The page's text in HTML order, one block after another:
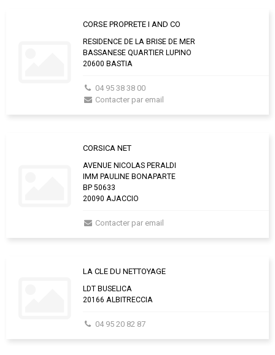
CORSE PROPRETE I AND CO
RESIDENCE DE LA BRISE DE MER
BASSANESE QUARTIER LUPINO
20600 BASTIA
04 95 38 38 00
Contacter par email
CORSICA NET
AVENUE NICOLAS PERALDI
IMM PAULINE BONAPARTE
BP 50633
20090 AJACCIO
Contacter par email
LA CLE DU NETTOYAGE
LDT BUSELICA
20166 ALBITRECCIA
04 95 20 82 87